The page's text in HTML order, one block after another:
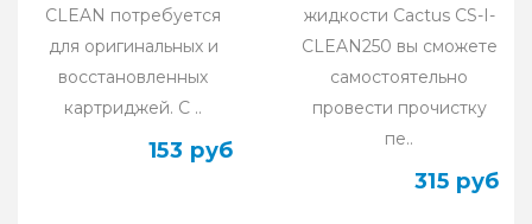
CLEAN потребуется
для оригинальных и
восстановленных
картриджей. С ..
153 руб
жидкости Cactus CS-I-
CLEAN250 вы сможете
самостоятельно
провести прочистку
пе..
315 руб